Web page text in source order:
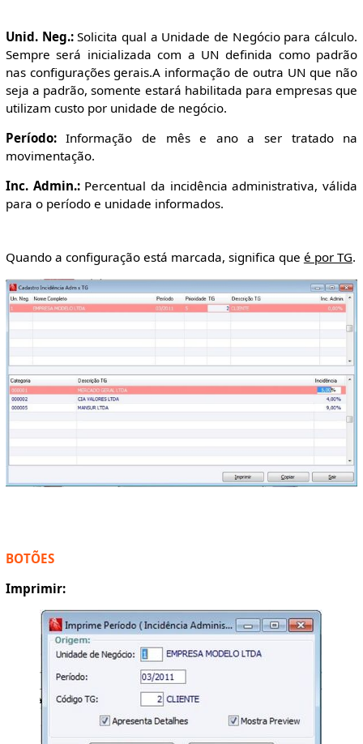
Unid. Neg.:Solicita qual a Unidade de Negócio para cálculo.
Sempre será inicializada com a UN definida como padrão
nas configurações gerais.A informação de outra UN que não
seja a padrão, somente estará habilitada para empresas que
utilizam custo por unidade de negócio.
Período:Informação de mês e ano a ser tratado na
movimentação.
Inc. Admin.:Percentual da incidência administrativa, válida
para o período e unidade informados.
Quando a configuração está marcada, significa que é por TG.
BOTÕES
Imprimir: